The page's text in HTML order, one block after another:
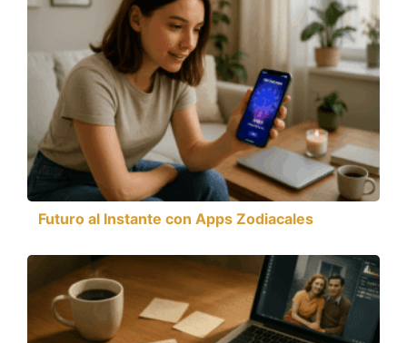
Futuro al Instante con Apps Zodiacales